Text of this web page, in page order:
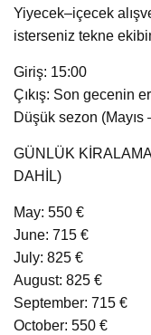
Yiyecek–içecek
isterseniz tekne
Giriş: 15:00
Çıkış: Son gecenin
Düşük sezon
GÜNLÜK
DAHİL)
May: 550 €
June: 715 €
July: 825 €
August: 825 €
September: 715 €
October: 550 €